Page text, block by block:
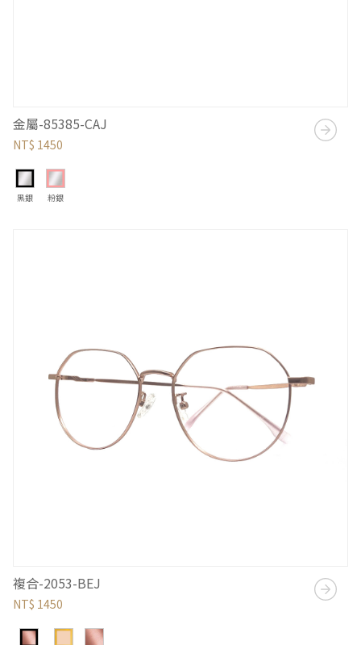
金屬-85385-CAJ
NT$ 1450
黑銀 粉銀
複合-2053-BEJ
NT$ 1450